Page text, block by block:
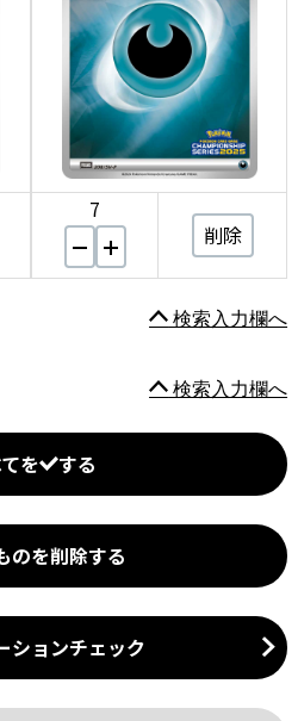
7
削除
検索入力欄へ
検索入力欄へ
を する
のを削除する
ションチェック